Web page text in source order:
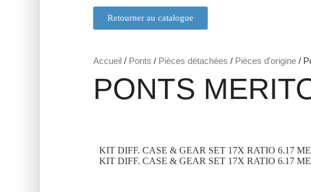
Retourner au catalogue
Accueil / Ponts / Pièces détachées / Pièces d'origine /
PONTS
KIT DIFF. CASE & GEAR SET 17X RATIO 6.17
KIT DIFF. CASE & GEAR SET 17X RATIO 6.17